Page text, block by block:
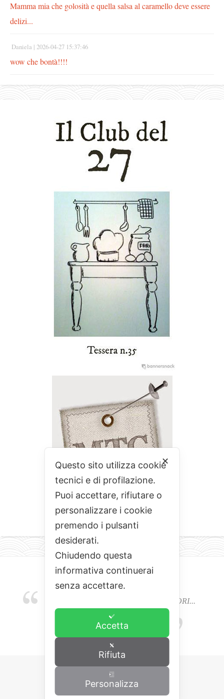
Mamma mia che golosità e quella salsa al caramello deve essere
delizi...
Daniela | 2026-04-27 15:37:46
wow che bontà!!!!
EMOZIONI, COLORI, ODORI E SAPORI...
L'ALCHIMIA DEL BUON CIBO
Copyrights © 2015 Cominciamo da qua.
✕
Questo sito utilizza cookie
tecnici e di profilazione.
Puoi accettare, rifiutare o
personalizzare i cookie
premendo i pulsanti
desiderati.
Chiudendo questa
informativa continuerai
senza accettare.
Accetta
Rifiuta
Personalizza